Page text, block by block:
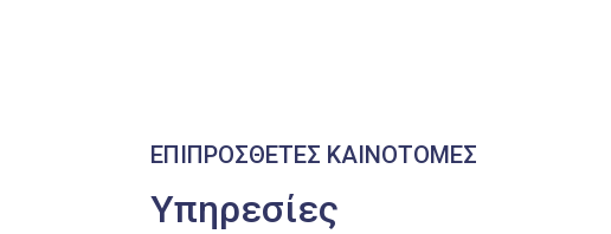
ΕΠΙΠΡΟΣΘΕΤΕΣ ΚΑΙΝΟΤΟΜΕΣ
Υπηρεσίες